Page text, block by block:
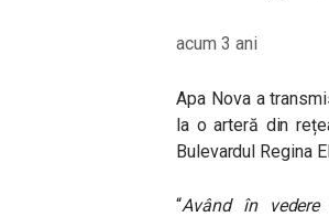
acum 3 ani
Apa Nova a
la o arteră din
Bulevardul Regina
“Având în vedere